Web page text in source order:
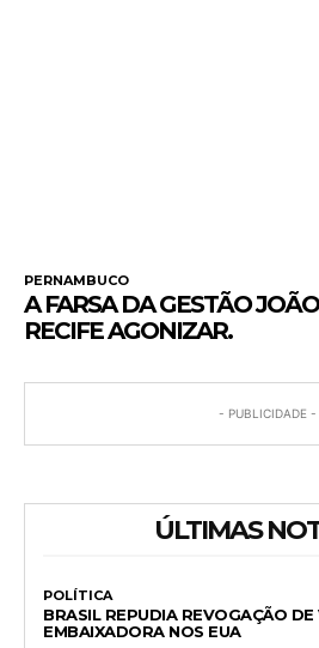
PERNAMBUCO
A FARSA DA GESTÃO
RECIFE AGONIZAR.
- PUBLICIDADE -
ÚLTIMAS
POLÍTICA
BRASIL REPUDIA REVOGAÇÃO
EMBAIXADORA NOS EUA